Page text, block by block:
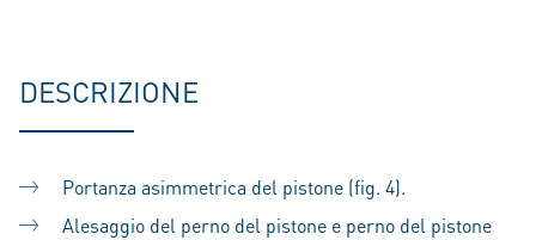
DESCRIZIONE
Portanza asimmetrica del pistone (fig. 4).
Alesaggio del perno del pistone e perno del pistone